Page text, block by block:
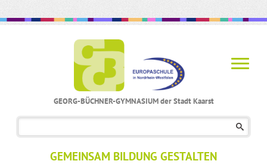
GEORG-BÜCHNER-GYMNASIUM der Stadt Kaarst
GEMEINSAM BILDUNG GESTALTEN